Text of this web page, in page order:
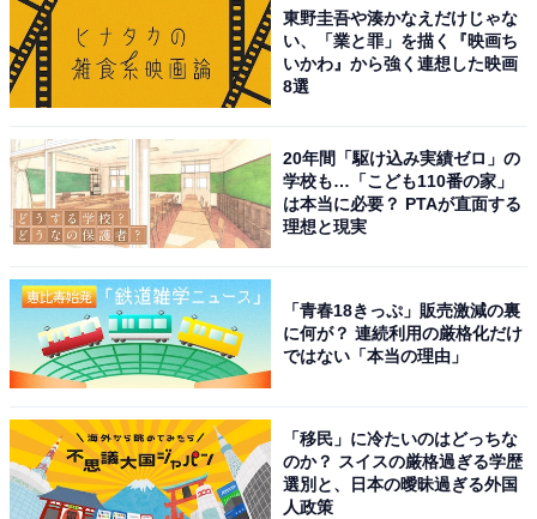
東野圭吾や湊かなえだけじゃな
い、「業と罪」を描く『映画ち
いかわ』から強く連想した映画
8選
20年間「駆け込み実績ゼロ」の
学校も…「こども110番の家」
は本当に必要？ PTAが直面する
理想と現実
「青春18きっぷ」販売激減の裏
に何が？ 連続利用の厳格化だけ
ではない「本当の理由」
「移民」に冷たいのはどっちな
のか？ スイスの厳格過ぎる学歴
選別と、日本の曖昧過ぎる外国
人政策